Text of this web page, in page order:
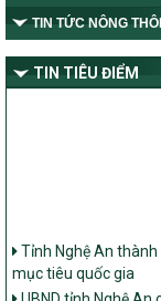
TIN TỨC NÔNG
TIN TIÊU ĐIỂM
Tỉnh Nghệ An thành
mục tiêu quốc gia
UBND tỉnh Nghệ An